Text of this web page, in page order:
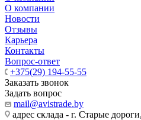
О компании
Новости
Отзывы
Карьера
Контакты
Вопрос-ответ
+375(29) 194-55-55
Заказать звонок
Задать вопрос
mail@avistrade.by
адрес склада - г. Старые